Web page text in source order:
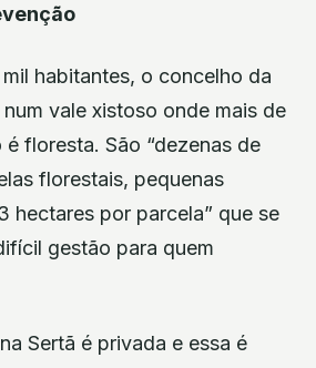
habitantes, o concelho da
vale xistoso onde mais de
floresta. São “dezenas de
florestais, pequenas
hectares por parcela” que se
gestão para quem
Sertã é privada e essa é